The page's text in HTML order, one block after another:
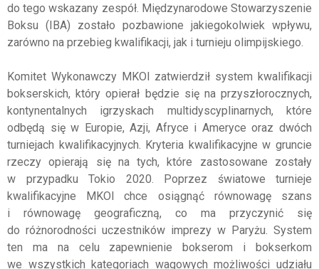
do tego wskazany zespół. Międzynarodowe Stowarzyszenie
Boksu (IBA) zostało pozbawione jakiegokolwiek wpływu,
zarówno na przebieg kwalifikacji, jak i turnieju olimpijskiego.
Komitet Wykonawczy MKOl zatwierdził system kwalifikacji
bokserskich, który opierał będzie się na przyszłorocznych,
kontynentalnych igrzyskach multidyscyplinarnych, które
odbędą się w Europie, Azji, Afryce i Ameryce oraz dwóch
turniejach kwalifikacyjnych. Kryteria kwalifikacyjne w gruncie
rzeczy opierają się na tych, które zastosowane zostały
w przypadku Tokio 2020. Poprzez światowe turnieje
kwalifikacyjne MKOl chce osiągnąć równowagę szans
i równowagę geograficzną, co ma przyczynić się
do różnorodności uczestników imprezy w Paryżu. System
ten ma na celu zapewnienie bokserom i bokserkom
we wszystkich kategoriach wagowych możliwości udziału